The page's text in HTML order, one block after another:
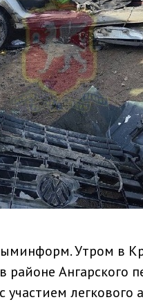
Утром в
районе Ангарского
участием легкового